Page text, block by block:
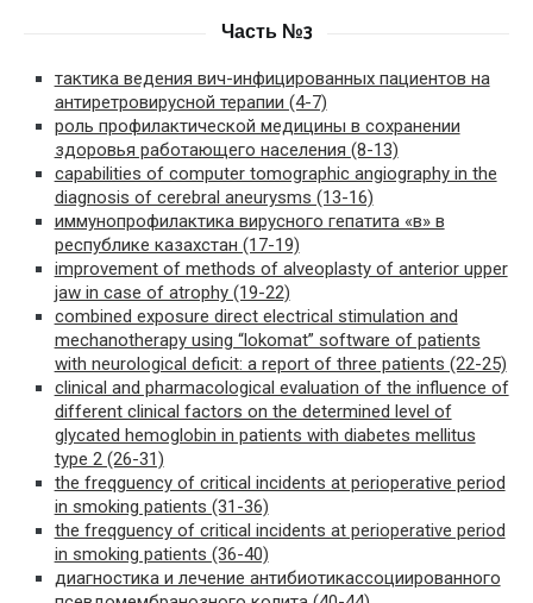
Часть №3
тактика ведения вич-инфицированных пациентов на
антиретровирусной терапии (4-7)
роль профилактической медицины в сохранении
здоровья работающего населения (8-13)
capabilities of computer tomographic angiography in the
diagnosis of cerebral aneurysms (13-16)
иммунопрофилактика вирусного гепатита «в» в
республике казахстан (17-19)
improvement of methods of alveoplasty of anterior upper
jaw in case of atrophy (19-22)
combined exposure direct electrical stimulation and
mechanotherapy using “lokomat” software of patients
with neurological deficit: a report of three patients (22-25)
clinical and pharmacological evaluation of the influence of
different clinical factors on the determined level of
glycated hemoglobin in patients with diabetes mellitus
type 2 (26-31)
the freqguency of critical incidents at perioperative period
in smoking patients (31-36)
the freqguency of critical incidents at perioperative period
in smoking patients (36-40)
диагностика и лечение антибиотикассоциированного